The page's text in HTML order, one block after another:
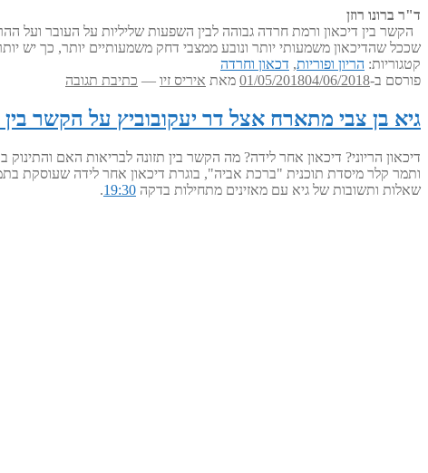
ד"ר ברונו רוזן
הקשר בין דיכאון ורמת חרדה גבוהה לבין השפעות שליליות על העובר ועל
שככל שהדיכאון משמעותי יותר ונובע ממצבי דחק משמעותיים יותר, כך יש
קטגוריות: הריון ופוריות, דכאון וחרדה
פורסם ב-
01/05/201804/06/2018 מאת איריס זיו — כתיבת תגובה
גיא בן צבי מתארח אצל דר יעקובוביץ על הקשר
ותמר קלר מיסדת תוכנית "ברכת אביה", בוגרת דיכאון אחר לידה שעוסקת
שאלות ותשובות של גיא עם מאזינים מתחילות בדקה 19:30
.